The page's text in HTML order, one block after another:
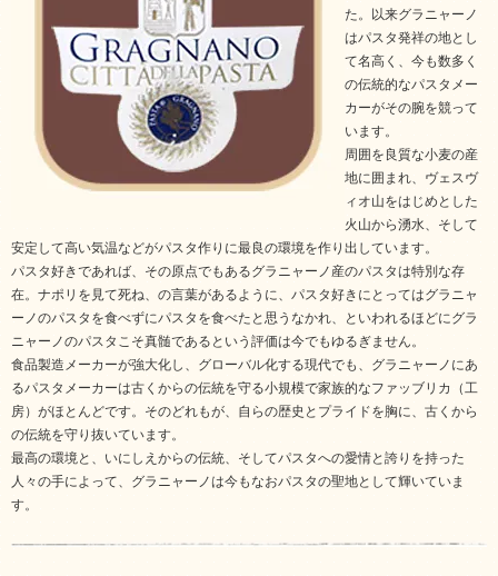
た。以来グラニャーノ
はパスタ発祥の地とし
て名高く、今も数多く
の伝統的なパスタメー
カーがその腕を競って
います。
周囲を良質な小麦の産
地に囲まれ、ヴェスヴ
ィオ山をはじめとした
火山から湧水、そして
安定して高い気温などがパスタ作りに最良の環境を作り出しています。
パスタ好きであれば、その原点でもあるグラニャーノ産のパスタは特別な存
在。ナポリを見て死ね、の言葉があるように、パスタ好きにとってはグラニャ
ーノのパスタを食べずにパスタを食べたと思うなかれ、といわれるほどにグラ
ニャーノのパスタこそ真髄であるという評価は今でもゆるぎません。
食品製造メーカーが強大化し、グローバル化する現代でも、グラニャーノにあ
るパスタメーカーは古くからの伝統を守る小規模で家族的なファッブリカ（工
房）がほとんどです。そのどれもが、自らの歴史とプライドを胸に、古くから
の伝統を守り抜いています。
最高の環境と、いにしえからの伝統、そしてパスタへの愛情と誇りを持った
人々の手によって、グラニャーノは今もなおパスタの聖地として輝いていま
す。